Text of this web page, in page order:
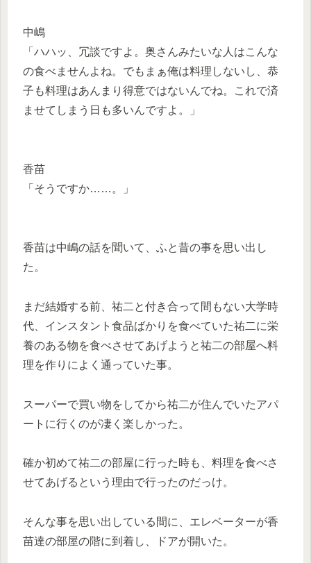
中嶋
「ハハッ、冗談ですよ。奥さんみたいな人はこんな
の食べませんよね。でもまぁ俺は料理しないし、恭
子も料理はあんまり得意ではないんでね。これで済
ませてしまう日も多いんですよ。」
香苗
「そうですか……。」
香苗は中嶋の話を聞いて、ふと昔の事を思い出し
た。
まだ結婚する前、祐二と付き合って間もない大学時
代、インスタント食品ばかりを食べていた祐二に栄
養のある物を食べさせてあげようと祐二の部屋へ料
理を作りによく通っていた事。
スーパーで買い物をしてから祐二が住んでいたアパ
ートに行くのが凄く楽しかった。
確か初めて祐二の部屋に行った時も、料理を食べさ
せてあげるという理由で行ったのだっけ。
そんな事を思い出している間に、エレベーターが香
苗達の部屋の階に到着し、ドアが開いた。